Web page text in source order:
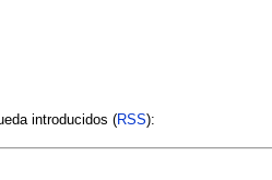
introducidos (RSS):